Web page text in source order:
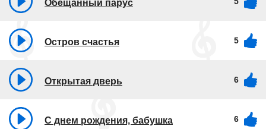
Обещанный парус
Остров счастья 5
Открытая дверь 6
С днем рождения, бабушка 6